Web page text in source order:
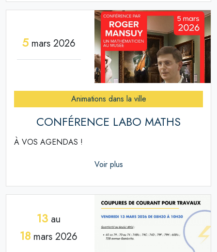
5mars 2026
Animations dans la ville
CONFÉRENCE LABO MATHS
À VOS AGENDAS !
Voir plus
13 au
18 mars 2026